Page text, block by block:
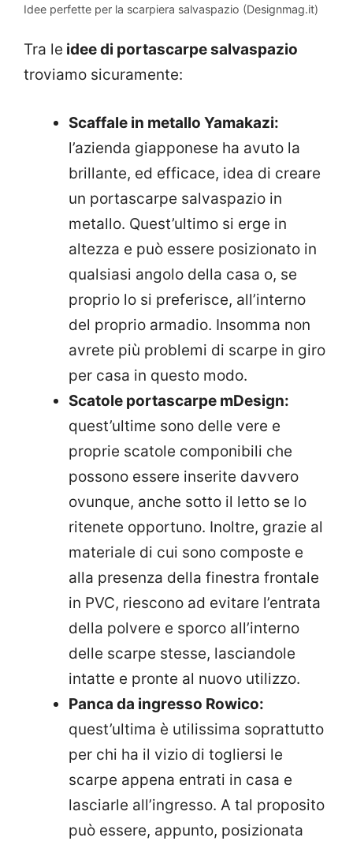
Idee perfette per la scarpiera salvaspazio (Designmag.it)
Tra le idee di portascarpe salvaspazio
troviamo sicuramente:
Scaffale in metallo Yamakazi:
l’azienda giapponese ha avuto la
brillante, ed efficace, idea di creare
un portascarpe salvaspazio in
metallo. Quest’ultimo si erge in
altezza e può essere posizionato in
qualsiasi angolo della casa o, se
proprio lo si preferisce, all’interno
del proprio armadio. Insomma non
avrete più problemi di scarpe in giro
per casa in questo modo.
Scatole portascarpe mDesign:
quest’ultime sono delle vere e
proprie scatole componibili che
possono essere inserite davvero
ovunque, anche sotto il letto se lo
ritenete opportuno. Inoltre, grazie al
materiale di cui sono composte e
alla presenza della finestra frontale
in PVC, riescono ad evitare l’entrata
della polvere e sporco all’interno
delle scarpe stesse, lasciandole
intatte e pronte al nuovo utilizzo.
Panca da ingresso Rowico:
quest’ultima è utilissima soprattutto
per chi ha il vizio di togliersi le
scarpe appena entrati in casa e
lasciarle all’ingresso. A tal proposito
può essere, appunto, posizionata